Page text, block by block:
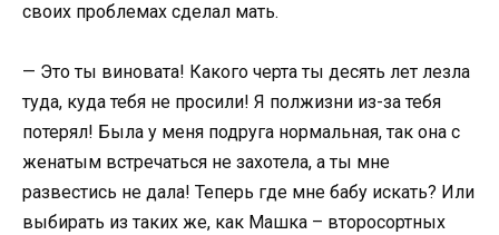
своих проблемах сделал мать.
— Это ты виновата! Какого черта ты десять лет лезла
туда, куда тебя не просили! Я полжизни из-за тебя
потерял! Была у меня подруга нормальная, так она с
женатым встречаться не захотела, а ты мне
развестись не дала! Теперь где мне бабу искать? Или
выбирать из таких же, как Машка – второсортных